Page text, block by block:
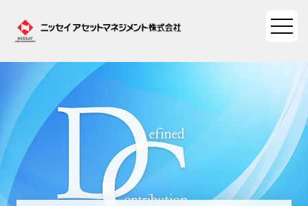
ファンド情報
ファンド検索
マーケット情報TOP
資産形成ポータル